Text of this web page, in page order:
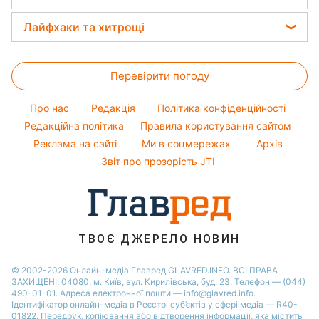
Потап
Софія Ротару
Новини Житомира
Новини Одеси
Новини Харкова
Модні помилки
Прості страви
Легкі десерти
Тести по картинці
Оптичні ілюзії
Народні прикмети
Усе про шоу-бізнес
Прогноз погоди
Магнітні бурі
Погода на сьогодні
Погода на завтра
Пилова буря
Лайфхаки та хитрощі
Прибирання
Кімнатні рослини
Авто
Перевірити погоду
Про нас Редакція
Політика конфіденційності
Редакційна політика
Правила користування сайтом
Реклама на сайті
Ми в соцмережах
Архів
Звіт про прозорість JTI
ТВОЄ ДЖЕРЕЛО НОВИН
© 2002-2026 Онлайн-медіа Главред GLAVRED.INFO. ВСІ ПРАВА
ЗАХИЩЕНІ. 04080, м. Київ, вул. Кирилівська, буд. 23. Телефон — (044)
490-01-01. Адреса електронної пошти — info@glavred.info.
Ідентифікатор онлайн-медіа в Реєстрі суб’єктів у сфері медіа — R40-
01822. Передрук, копіювання або відтворення інформації, яка містить